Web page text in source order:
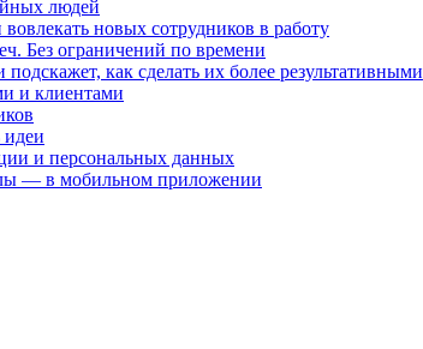
людей
новых сотрудников в работу
Без ограничений по времени
как сделать их более результативными
и клиентами
идеи
и персональных данных
— в мобильном приложении